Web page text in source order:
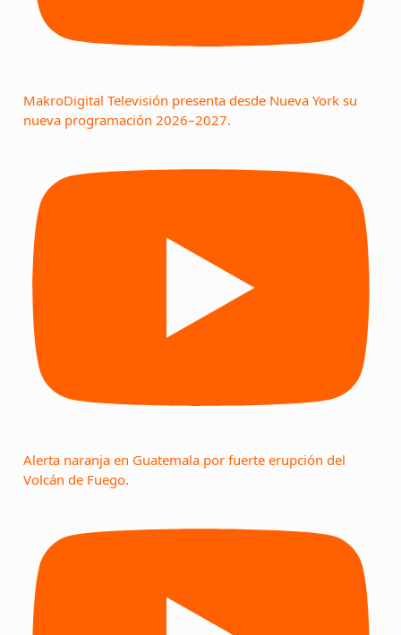
MakroDigital Televisión presenta desde Nueva York su
nueva programación 2026–2027.
Alerta naranja en Guatemala por fuerte erupción del
Volcán de Fuego.